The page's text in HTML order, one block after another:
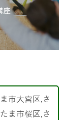
市大宮区,さ
ま市桜区,さ